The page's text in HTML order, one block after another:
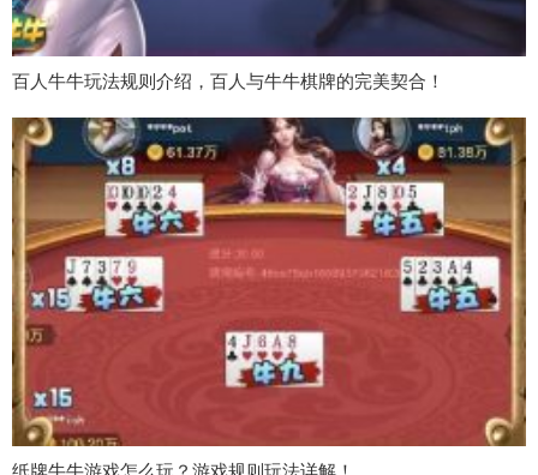
百人牛牛玩法规则介绍，百人与牛牛棋牌的完美契合！